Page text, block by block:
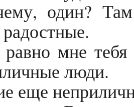
один?
мне
люди.
еще